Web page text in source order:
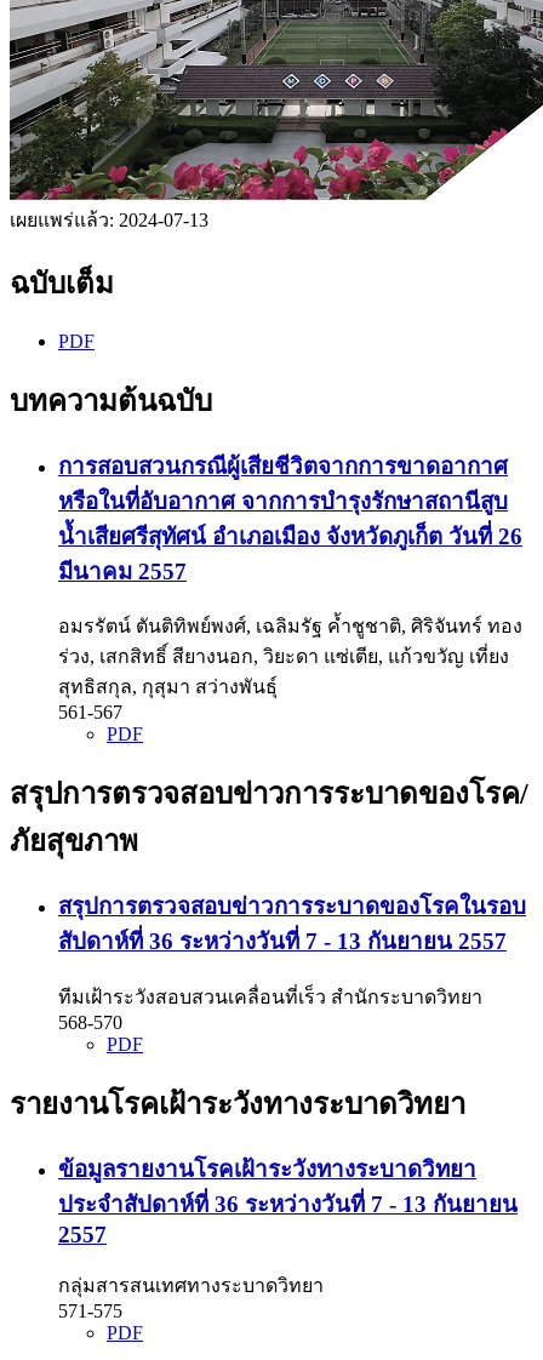
เผยแพร่แล้ว: 2024-07-13
ฉบับเต็ม
PDF
บทความต้นฉบับ
การสอบสวนกรณีผู้เสียชีวิตจากการขาดอากาศ
หรือในที่อับอากาศ จากการบำรุงรักษาสถานีสูบ
น้ำเสียศรีสุทัศน์ อำเภอเมือง จังหวัดภูเก็ต วันที่ 26
มีนาคม 2557
อมรรัตน์ ตันติทิพย์พงศ์, เฉลิมรัฐ ค้ำชูชาติ, ศิริจันทร์ ทอง
ร่วง, เสกสิทธิ์ สียางนอก, วิยะดา แซ่เตีย, แก้วขวัญ เที่ยง
สุทธิสกุล, กุสุมา สว่างพันธุ์
561-567
PDF
สรุปการตรวจสอบข่าวการระบาดของโรค/
ภัยสุขภาพ
สรุปการตรวจสอบข่าวการระบาดของโรคในรอบ
สัปดาห์ที่ 36 ระหว่างวันที่ 7 - 13 กันยายน 2557
ทีมเฝ้าระวังสอบสวนเคลื่อนที่เร็ว สำนักระบาดวิทยา
568-570
PDF
รายงานโรคเฝ้าระวังทางระบาดวิทยา
ข้อมูลรายงานโรคเฝ้าระวังทางระบาดวิทยา
ประจำสัปดาห์ที่ 36 ระหว่างวันที่ 7 - 13 กันยายน
2557
กลุ่มสารสนเทศทางระบาดวิทยา
571-575
PDF